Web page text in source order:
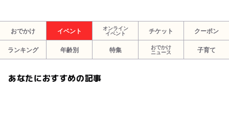
おでかけ イベント
オンライン
イベント
チケット クーポン
ランキング 年齢別 特集
おでかけ
ニュース
子育て
あなたにおすすめの記事